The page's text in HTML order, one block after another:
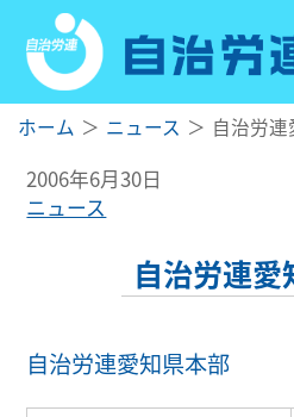
ホーム ニュース 自治労
2006年6月30日
ニュース
自治労連愛
自治労連愛知県本部